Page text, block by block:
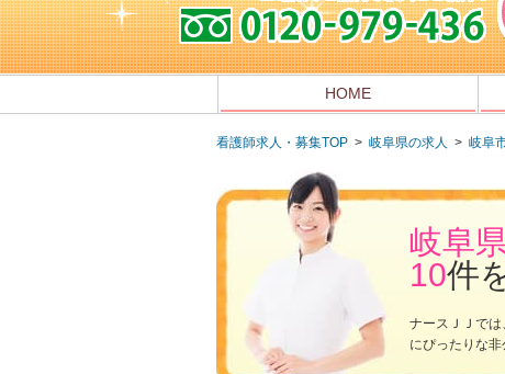
HOME
看護師求人・募集TOP > 岐阜県の求人 > 岐阜
岐阜
10件
ナースＪＪで
にぴったりな非